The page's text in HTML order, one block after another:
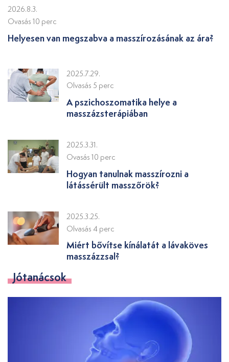
2026.8.3.
Ovasás 10 perc
Helyesen van megszabva a masszírozásának az ára?
2025.7.29.
Olvasás 5 perc
A pszichoszomatika helye a
masszázsterápiában
2025.3.31.
Ovasás 10 perc
Hogyan tanulnak masszírozni a
látássérült masszőrök?
2025.3.25.
Olvasás 4 perc
Miért bővítse kínálatát a lávaköves
masszázzsal?
Jótanácsok